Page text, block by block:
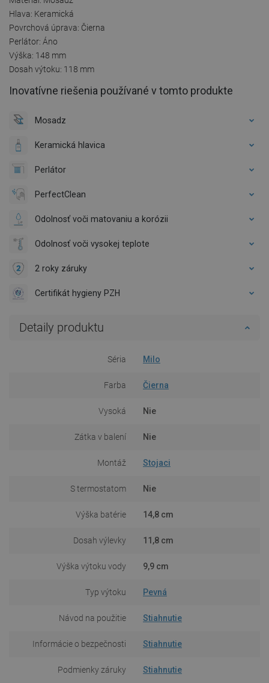
Hlava: Keramická
Povrchová úprava: Čierna
Perlátor: Áno
Výška: 148 mm
Dosah výtoku: 118 mm
Inovatívne riešenia používané v tomto produkte
Mosadz
Keramická hlavica
Perlátor
PerfectClean
Odolnosť voči matovaniu a korózii
Odolnosť voči vysokej teplote
2 roky záruky
Certifikát hygieny PZH
Detaily produktu
Séria Milo
Farba Čierna
Vysoká Nie
Zátka v balení Nie
Montáž Stojaci
S termostatom Nie
Výška batérie 14,8 cm
Dosah výlevky 11,8 cm
Výška výtoku vody 9,9 cm
Typ výtoku Pevná
Návod na použitie Stiahnutie
Informácie o bezpečnosti Stiahnutie
Podmienky záruky Stiahnutie